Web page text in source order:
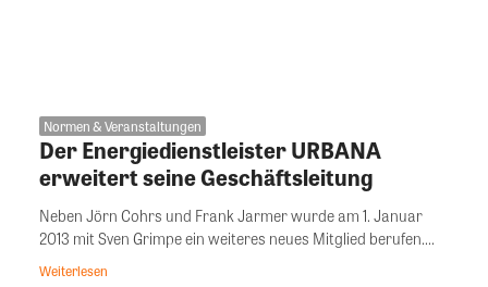
Normen & Veranstaltungen
Der Energiedienstleister URBANA
erweitert seine Geschäftsleitung
Neben Jörn Cohrs und Frank Jarmer wurde am 1. Januar
2013 mit Sven Grimpe ein weiteres neues Mitglied berufen....
Weiterlesen